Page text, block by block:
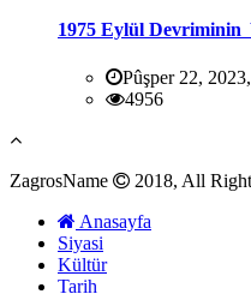
1975 Eylül Devriminin
Pûşper 22,
4956
ZagrosName
2018, All
Anasayfa
Siyasi
Kültür
Tarih